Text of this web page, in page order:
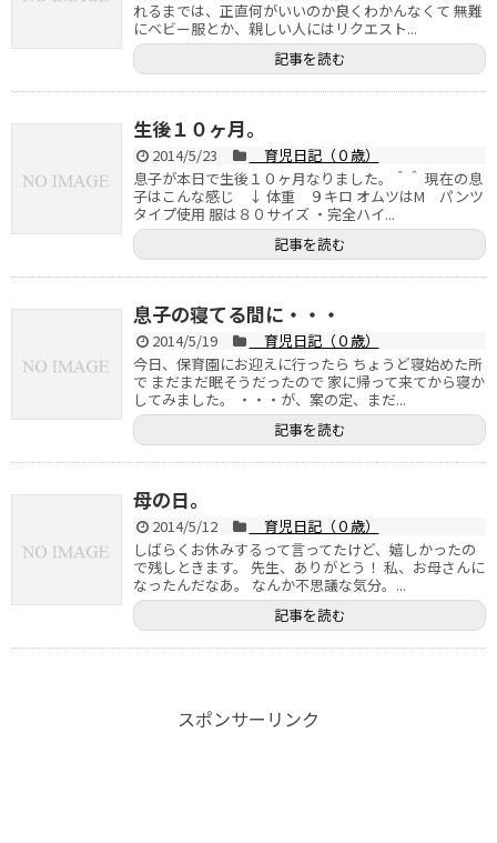
れるまでは、正直何がいいのか良くわかんなくて 無難
にベビー服とか、親しい人にはリクエスト...
記事を読む
生後１０ヶ月。
2014/5/23
育児日記（０歳）
息子が本日で生後１０ヶ月なりました。＾＾ 現在の息
子はこんな感じ ↓ 体重 ９キロ オムツはM パンツ
タイプ使用 服は８０サイズ ・完全ハイ...
記事を読む
息子の寝てる間に・・・
2014/5/19
育児日記（０歳）
今日、保育園にお迎えに行ったら ちょうど寝始めた所
で まだまだ眠そうだったので 家に帰って来てから寝か
してみました。 ・・・が、案の定、まだ...
記事を読む
母の日。
2014/5/12
育児日記（０歳）
しばらくお休みするって言ってたけど、嬉しかったの
で残しときます。 先生、ありがとう！ 私、お母さんに
なったんだなあ。 なんか不思議な気分。...
記事を読む
スポンサーリンク